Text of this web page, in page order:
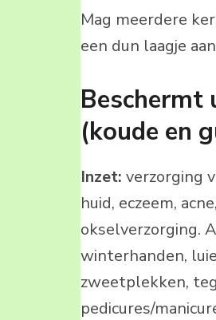
Mag meerdere
een dun laagje
Beschermt
(koude en
Inzet: verzorging
huid, eczeem,
okselverzorging.
winterhanden,
zweetplekken,
pedicures/